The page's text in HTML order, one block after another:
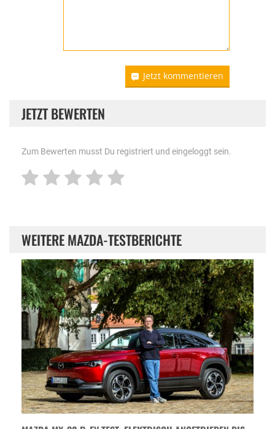
Jetzt kommentieren
JETZT BEWERTEN
Zum Bewerten musst Du registriert und eingeloggt sein.
WEITERE MAZDA-TESTBERICHTE